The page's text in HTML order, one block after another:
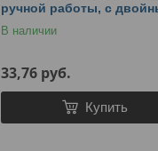
ручной работы, с
В наличии
33,76 руб.
Купить